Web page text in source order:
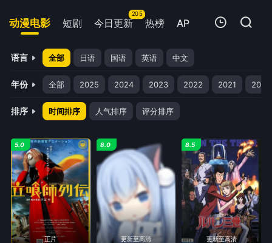
动漫电影 短剧 今日更新
205
热榜 APP
我的观影记录
暂无观看影片的记录
语言 全部 日语 国语 英语 中文
年份 全部 2025 2024 2023 2022 2021 2020
排序 时间排序 人气排序 评分排序
正片
5.0
更新至高清
8.0
更新至高清
8.5